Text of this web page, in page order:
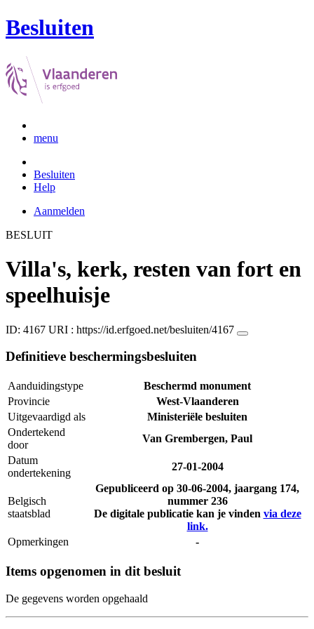
Besluiten
menu
Besluiten
Help
Aanmelden
BESLUIT
Villa's, kerk, resten van fort en
speelhuisje
ID: 4167 URI : https://id.erfgoed.net/besluiten/4167
Definitieve beschermingsbesluiten
Aanduidingstype
Beschermd monument
Provincie
West-Vlaanderen
Uitgevaardigd als
Ministeriële besluiten
Ondertekend
door
Van Grembergen, Paul
Datum
ondertekening
27-01-2004
Belgisch
staatsblad
Gepubliceerd op 30-06-2004, jaargang 174,
nummer 236
De digitale publicatie kan je vinden via deze
link.
Opmerkingen
-
Items opgenomen in dit besluit
De gegevens worden opgehaald